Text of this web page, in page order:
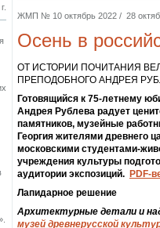
ЖМП № 10 октябрь 2022 / 28
Осень в
ОТ ИСТОРИИ ПОЧИТАНИЯ
ПРЕПОДОБНОГО АНДРЕЯ
Готовящийся к 75-летнему
Андрея Рублева радует
памятников, музейные
Георгия жителями древнего
московскими студентами-
учреждения культуры
аудитории экспозиций. PDF-
Лапидарное решение
Архитектурные детали и
музей древнерусской